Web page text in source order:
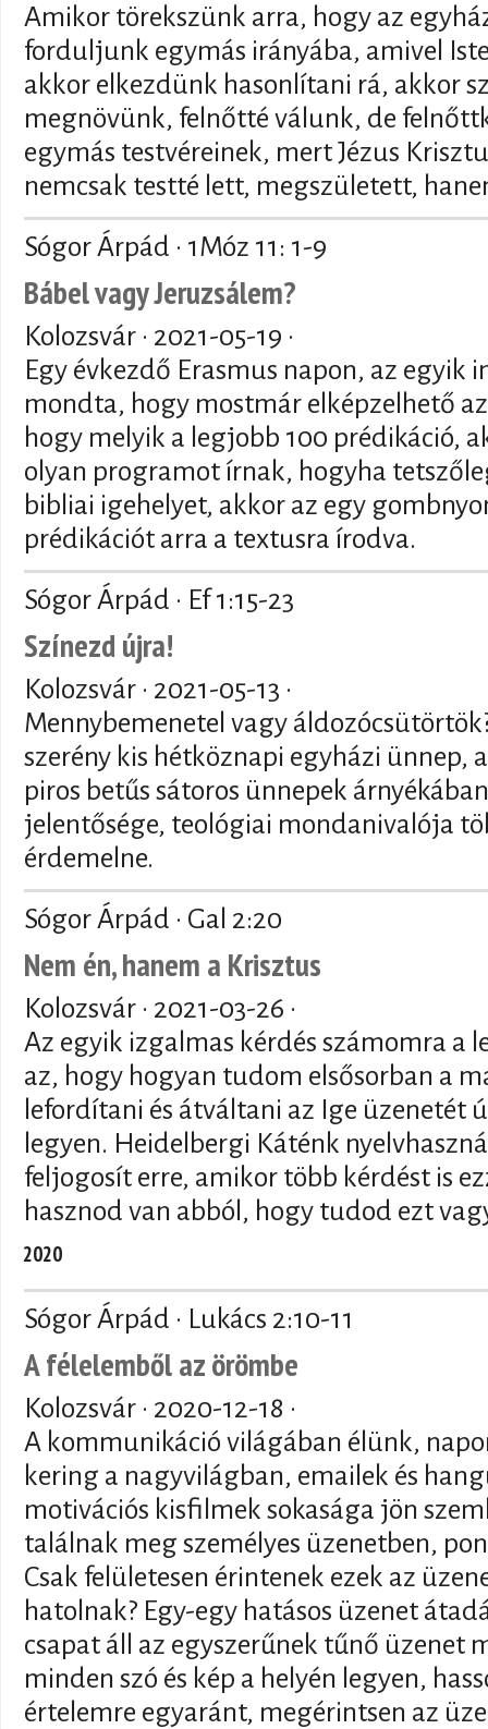
Amikor törekszünk arra, hogy az
forduljunk egymás irányába, amivel
akkor elkezdünk hasonlítani rá, akkor
megnövünk, felnőtté válunk, de
egymás testvéreinek, mert Jézus
nemcsak testté lett, megszületett,
Sógor Árpád · 1Móz 11: 1-9
Bábel vagy Jeruzsálem?
Kolozsvár · 2021-05-19 ·
Egy évkezdő Erasmus napon, az egyik
mondta, hogy mostmár elképzelhető
hogy melyik a legjobb 100 prédikáció,
olyan programot írnak, hogyha
bibliai igehelyet, akkor az egy
prédikációt arra a textusra írodva.
Sógor Árpád · Ef 1:15-23
Színezd újra!
Kolozsvár · 2021-05-13 ·
Mennybemenetel vagy
szerény kis hétköznapi egyházi ünnep,
piros betűs sátoros ünnepek
jelentősége, teológiai mondanivalója
érdemelne.
Sógor Árpád · Gal 2:20
Nem én, hanem a Krisztus
Kolozsvár · 2021-03-26 ·
Az egyik izgalmas kérdés számomra a
az, hogy hogyan tudom elsősorban a
lefordítani és átváltani az Ige üzenetét
legyen. Heidelbergi Káténk
feljogosít erre, amikor több kérdést is
hasznod van abból, hogy tudod ezt
2020
Sógor Árpád · Lukács 2:10-11
A félelemből az örömbe
Kolozsvár · 2020-12-18 ·
A kommunikáció világában élünk,
kering a nagyvilágban, emailek és
motivációs kisfilmek sokasága jön
találnak meg személyes üzenetben,
Csak felületesen érintenek ezek az
hatolnak? Egy-egy hatásos üzenet
csapat áll az egyszerűnek tűnő üzenet
minden szó és kép a helyén legyen,
értelemre egyaránt, megérintsen az